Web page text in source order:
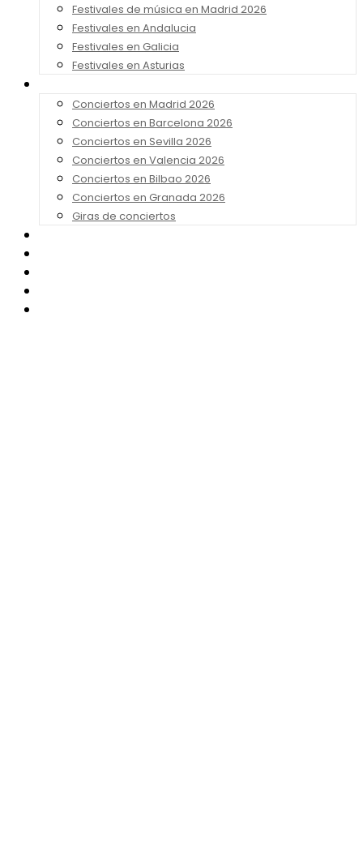
Festivales de música en Madrid 2026
Festivales en Andalucia
Festivales en Galicia
Festivales en Asturias
Conciertos en Madrid 2026
Conciertos en Barcelona 2026
Conciertos en Sevilla 2026
Conciertos en Valencia 2026
Conciertos en Bilbao 2026
Conciertos en Granada 2026
Giras de conciertos